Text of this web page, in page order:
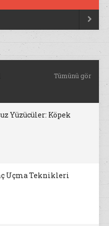

Tümünü gör
Yüzücüler: Köpek
Uçma Teknikleri